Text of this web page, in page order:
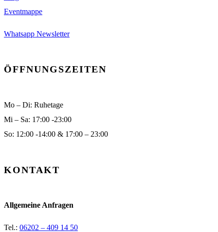
Eventmappe
Whatsapp Newsletter
ÖFFNUNGSZEITEN
Mo – Di: Ruhetage
Mi – Sa: 17:00 -23:00
So: 12:00 -14:00 & 17:00 – 23:00
KONTAKT
Allgemeine Anfragen
Tel.: 06202 – 409 14 50